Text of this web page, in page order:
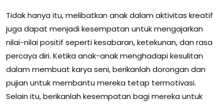
Tidak hanya itu, melibatkan anak dalam aktivitas kreatif
juga dapat menjadi kesempatan untuk mengajarkan
nilai-nilai positif seperti kesabaran, ketekunan, dan rasa
percaya diri. Ketika anak-anak menghadapi kesulitan
dalam membuat karya seni, berikanlah dorongan dan
pujian untuk membantu mereka tetap termotivasi.
Selain itu, berikanlah kesempatan bagi mereka untuk